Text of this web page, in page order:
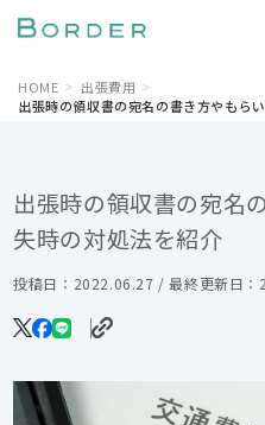
HOME
出張費用
出張時の領収書の宛名の書き方やもら
出張時の領収書の宛名
失時の対処法を紹介
投稿日：2022.06.27 / 最終更新日：